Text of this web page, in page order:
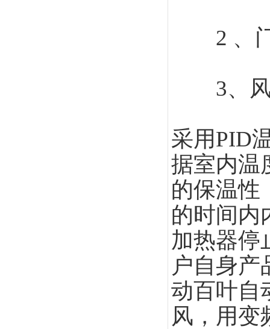
2 、门
3、风
采用PID
据室内温
的保温性
的时间内
加热器停
户自身
动百叶自
风，用变